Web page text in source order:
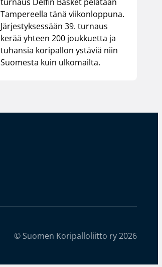
Tampereella tänä viikonloppuna.
Järjestyksessään 39. turnaus
kerää yhteen 200 joukkuetta ja
tuhansia koripallon ystäviä niin
Suomesta kuin ulkomailta.
© Suomen Koripalloliitto ry 2026